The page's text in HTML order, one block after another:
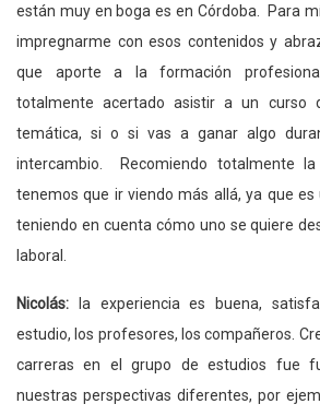
están muy en boga es en Córdoba. Para
impregnarme con esos contenidos y
que aporte a la formación
totalmente acertado asistir a un curso
temática, si o si vas a ganar algo
intercambio. Recomiendo totalmente la
tenemos que ir viendo más allá, ya que es
teniendo en cuenta cómo uno se quiere
laboral.
Nicolás: la experiencia es buena,
estudio, los profesores, los compañeros.
carreras en el grupo de estudios fue
nuestras perspectivas diferentes, por